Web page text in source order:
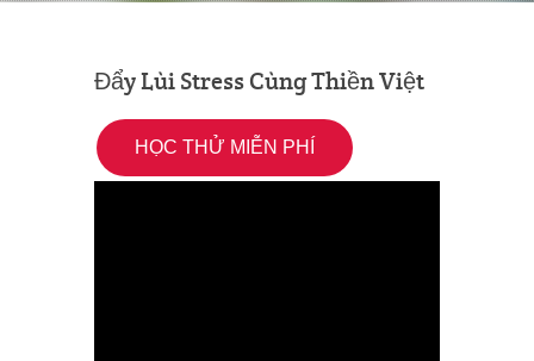
Đẩy Lùi Stress Cùng Thiền Việt
HỌC THỬ MIỄN PHÍ